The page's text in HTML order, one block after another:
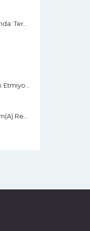
Benliğin Kıyısında: Terapi Odası Hikâyeleri